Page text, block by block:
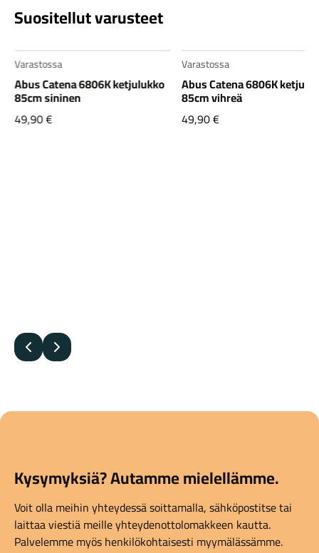
Suositellut varusteet
Varastossa
Abus Catena 6806K ketjulukko
85cm sininen
49,90€
Varastossa
Abus Catena 6806K
85cm vihreä
49,90€
Edellinen
Seuraava
Kysymyksiä? Autamme mielellämme.
Voit olla meihin yhteydessä soittamalla, sähköpostitse tai
laittaa viestiä meille yhteydenottolomakkeen kautta.
Palvelemme myös henkilökohtaisesti myymälässämme.